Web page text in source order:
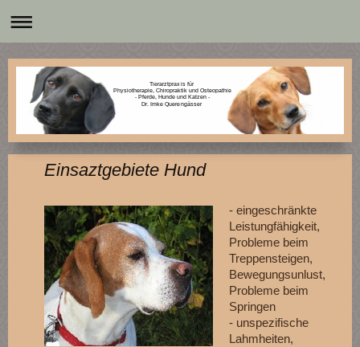
Tierarztpraxis für
Physiotherapie, Chiropraktik und Osteopathie
- Pferde, Hunde und Katzen -
Dr. Imke Querengässer
Einsaztgebiete Hund
- eingeschränkte
Leistungfähigkeit,
Probleme beim
Treppensteigen,
Bewegungsunlust,
Probleme beim
Springen
- unspezifische
Lahmheiten,